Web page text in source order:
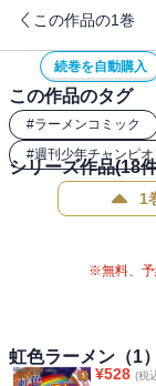
この作品の1巻
続巻を自動購入
この作品のタグ
#ラーメンコミック
#週刊少年チャンピオ
シリーズ作品(18
1
※無料、予
虹色ラーメン（1）
¥528 (税